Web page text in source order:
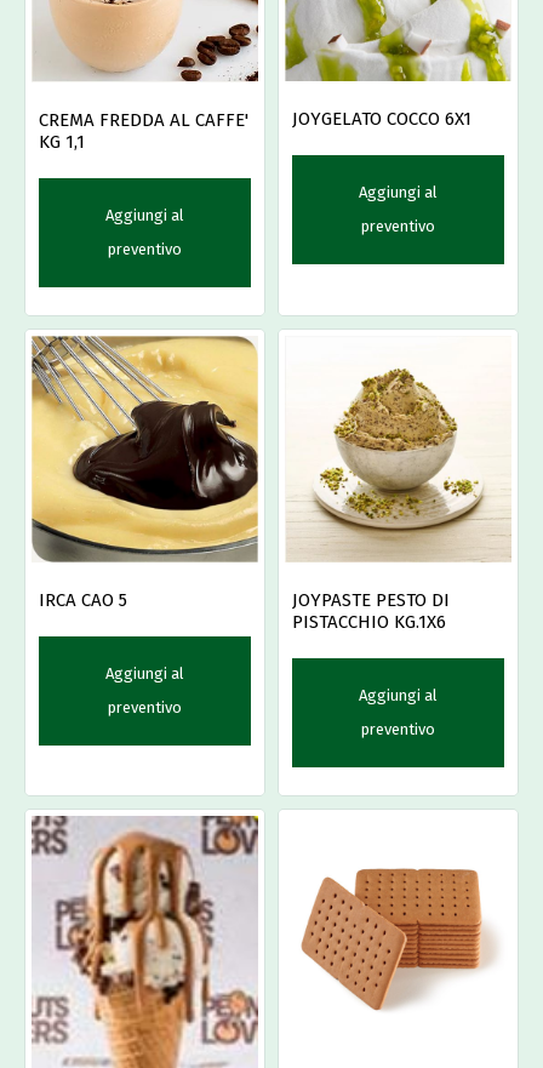
CREMA FREDDA AL CAFFE'
KG 1,1
Aggiungi al
preventivo
JOYGELATO COCCO 6X1
Aggiungi al
preventivo
IRCA CAO 5
Aggiungi al
preventivo
JOYPASTE PESTO DI
PISTACCHIO KG.1X6
Aggiungi al
preventivo